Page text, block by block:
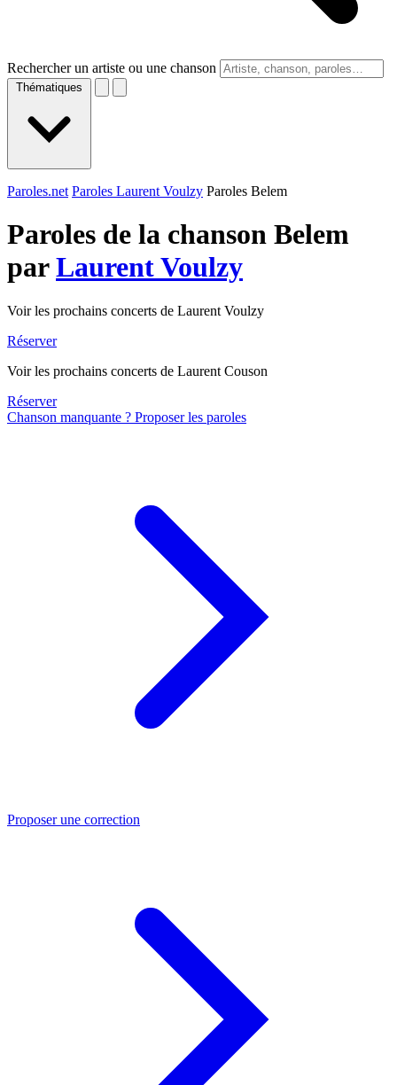
Rechercher un artiste ou une chanson
Thématiques
Paroles.net Paroles Laurent Voulzy Paroles Belem
Paroles de la chanson Belem
parLaurent Voulzy
Voir les prochains concerts de Laurent Voulzy
Réserver
Voir les prochains concerts de Laurent Couson
Réserver
Chanson manquante ? Proposer les paroles
Proposer une correction